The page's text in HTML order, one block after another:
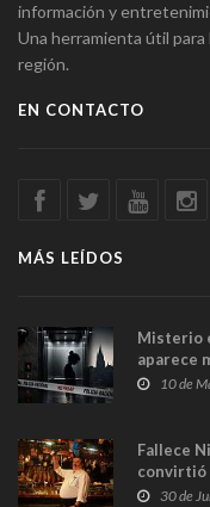
información y
Una herramienta útil
región.
EN CONTACTO
MÁS LEÍDOS
Misterio
aparece
y las10 de
Fallece
convirtió
en30 de